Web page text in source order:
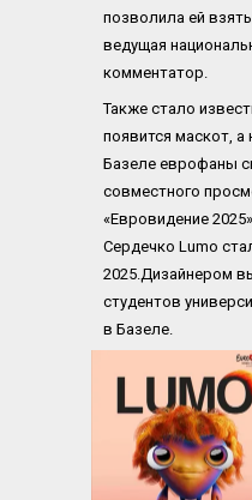
позволила ей
ведущая
комментатор.
Также стало
появится маскот, а
Базеле еврофаны
совместного
«Евровидение
Сердечко Lumo
2025.Дизайнером
студентов
в Базеле.